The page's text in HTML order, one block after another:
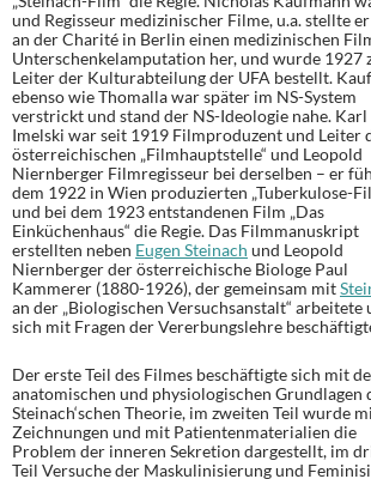
und Regisseur medizinischer Filme, u.a. stellte
an der Charité in Berlin einen medizinischen
Unterschenkelamputation her, und wurde 1927
Leiter der Kulturabteilung der UFA bestellt.
ebenso wie Thomalla war später im NS-System
verstrickt und stand der NS-Ideologie nahe. Karl
Imelski war seit 1919 Filmproduzent und Leiter
österreichischen „Filmhauptstelle“ und Leopold
Niernberger Filmregisseur bei derselben – er
dem 1922 in Wien produzierten „Tuberkulose-
und bei dem 1923 entstandenen Film „Das
Einküchenhaus“ die Regie. Das Filmmanuskript
erstellten neben Eugen Steinach und Leopold
Niernberger der österreichische Biologe Paul
Kammerer (1880-1926), der gemeinsam mit
an der „Biologischen Versuchsanstalt“ arbeitete
sich mit Fragen der Vererbungslehre
Der erste Teil des Filmes beschäftigte sich mit
anatomischen und physiologischen Grundlagen
Steinach‘schen Theorie, im zweiten Teil wurde
Zeichnungen und mit Patientenmaterialien die
Problem der inneren Sekretion dargestellt, im
Teil Versuche der Maskulinisierung und